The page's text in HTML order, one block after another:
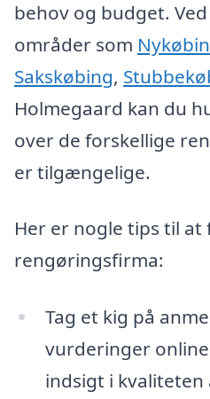
behov og budget.
områder som
Sakskøbing,
Holmegaard kan du
over de forskellige
er tilgængelige.
Her er nogle tips til
rengøringsfirma:
Tag et kig på
vurderinger
indsigt i kvaliteten